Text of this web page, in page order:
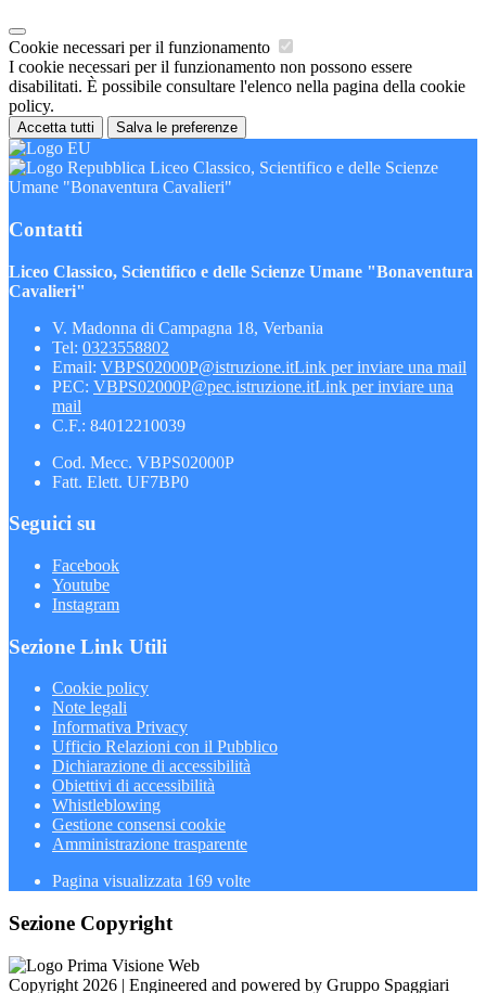
Cookie necessari per il funzionamento
I cookie necessari per il funzionamento non possono essere
disabilitati. È possibile consultare l'elenco nella pagina della cookie
policy.
Accetta tutti Salva le preferenze
Liceo Classico, Scientifico e delle Scienze
Umane "Bonaventura Cavalieri"
Contatti
Liceo Classico, Scientifico e delle Scienze Umane "Bonaventura
Cavalieri"
V. Madonna di Campagna 18, Verbania
Tel: 0323558802
Email: VBPS02000P@istruzione.itLink per inviare una mail
PEC: VBPS02000P@pec.istruzione.itLink per inviare una
mail
C.F.: 84012210039
Cod. Mecc. VBPS02000P
Fatt. Elett. UF7BP0
Seguici su
Facebook
Youtube
Instagram
Sezione Link Utili
Cookie policy
Note legali
Informativa Privacy
Ufficio Relazioni con il Pubblico
Dichiarazione di accessibilità
Obiettivi di accessibilità
Whistleblowing
Gestione consensi cookie
Amministrazione trasparente
Pagina visualizzata 169 volte
Sezione Copyright
Copyright 2026 | Engineered and powered by Gruppo Spaggiari